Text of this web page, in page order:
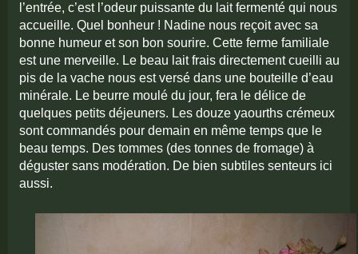
l’entrée, c’est l’odeur puissante du lait fermenté qui nous
accueille. Quel bonheur ! Nadine nous reçoit avec sa
bonne humeur et son bon sourire. Cette ferme familiale
est une merveille. Le beau lait frais directement cueilli au
pis de la vache nous est versé dans une bouteille d’eau
minérale. Le beurre moulé du jour, fera le délice de
quelques petits déjeuners. Les douze yaourths crémeux
sont commandés pour demain en même temps que le
beau temps. Des tommes (des tonnes de fromage) à
déguster sans modération. De bien subtiles senteurs ici
aussi.